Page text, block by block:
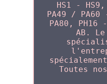
HS1 -
PA49 /
PA80,
AB.
Toutes